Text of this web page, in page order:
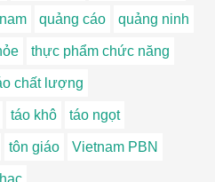
quảng cáo quảng ninh
thực phẩm chức năng
chất lượng
táo khô táo ngọt
tôn giáo Vietnam PBN